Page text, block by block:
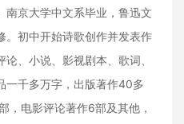
南京大学中文系毕业，鲁迅文
。初中开始诗歌创作并发表作
、小说、影视剧本、歌词、
一千多万字，出版著作40多
，电影评论著作6部及其他，